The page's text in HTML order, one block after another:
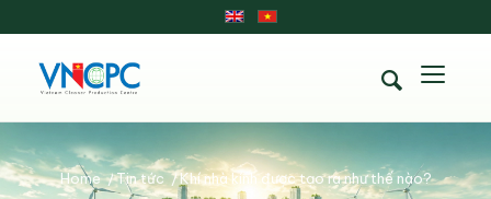
Home /Tin tức /Khí nhà kính được tạo ra như thế nào?